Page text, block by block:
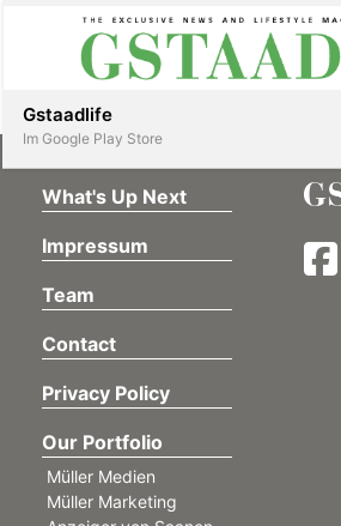
Subscribe
What's Up Next
Impressum
Team
Contact
Privacy Policy
Our Portfolio
Müller Medien
Müller Marketing
Gstaadlife
Im Google Play Store